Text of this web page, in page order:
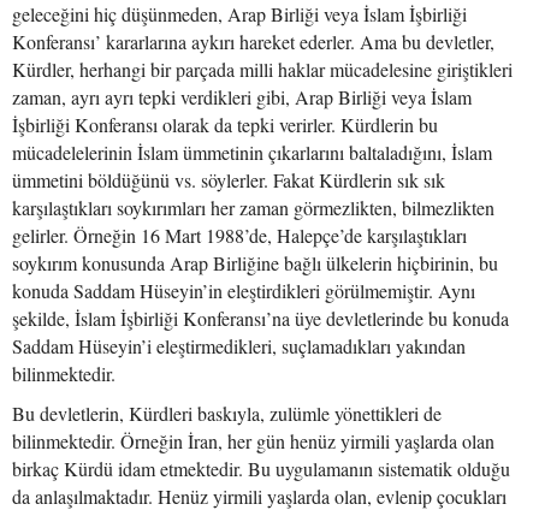
geleceğini hiç düşünmeden, Arap Birliği veya İslam İşbirliği
Konferansı’ kararlarına aykırı hareket ederler. Ama bu devletler,
Kürdler, herhangi bir parçada milli haklar mücadelesine giriştikleri
zaman, ayrı ayrı tepki verdikleri gibi, Arap Birliği veya İslam
İşbirliği Konferansı olarak da tepki verirler. Kürdlerin bu
mücadelelerinin İslam ümmetinin çıkarlarını baltaladığını, İslam
ümmetini böldüğünü vs. söylerler. Fakat Kürdlerin sık sık
karşılaştıkları soykırımları her zaman görmezlikten, bilmezlikten
gelirler. Örneğin 16 Mart 1988’de, Halepçe’de karşılaştıkları
soykırım konusunda Arap Birliğine bağlı ülkelerin hiçbirinin, bu
konuda Saddam Hüseyin’in eleştirdikleri görülmemiştir. Aynı
şekilde, İslam İşbirliği Konferansı’na üye devletlerinde bu konuda
Saddam Hüseyin’i eleştirmedikleri, suçlamadıkları yakından
bilinmektedir.
Bu devletlerin, Kürdleri baskıyla, zulümle yönettikleri de
bilinmektedir. Örneğin İran, her gün henüz yirmili yaşlarda olan
birkaç Kürdü idam etmektedir. Bu uygulamanın sistematik olduğu
da anlaşılmaktadır. Henüz yirmili yaşlarda olan, evlenip çocukları